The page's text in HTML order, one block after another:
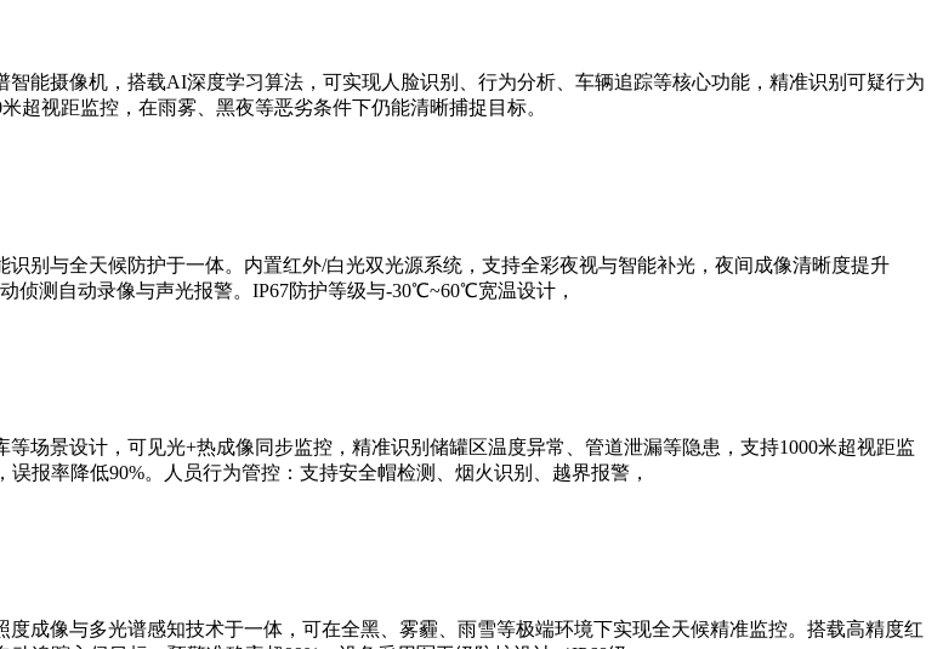
能摄像机，搭载AI深度学习算法，可实现人脸识别、行为分析、车辆追踪等核心功能，精准识别可疑行为
超视距监控，在雨雾、黑夜等恶劣条件下仍能清晰捕捉目标。
别与全天候防护于一体。内置红外/白光双光源系统，支持全彩夜视与智能补光，夜间成像清晰度提升
侦测自动录像与声光报警。IP67防护等级与-30℃~60℃宽温设计，
景设计，可见光+热成像同步监控，精准识别储罐区温度异常、管道泄漏等隐患，支持1000米超视距监
报率降低90%。人员行为管控：支持安全帽检测、烟火识别、越界报警，
成像与多光谱感知技术于一体，可在全黑、雾霾、雨雪等极端环境下实现全天候精准监控。搭载高精度红